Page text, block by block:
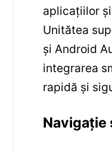
aplicațiilor
Unitătea
și Android
integrarea
rapidă și
Navigație